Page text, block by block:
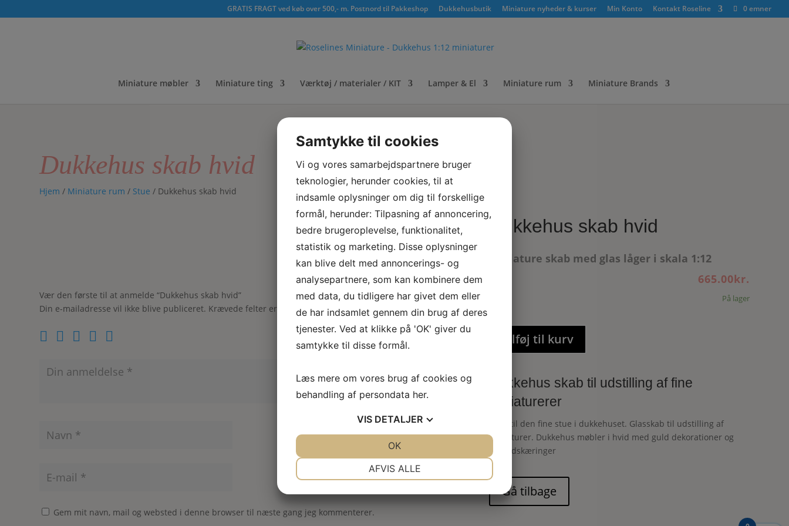
GRATIS FRAGT ved køb over 500,- m. Postnord til Pakkeshop Dukkehusbutik Miniature nyheder & kurser Min Konto Kontakt Roseline 0 emner
Miniature møbler Miniature ting Værktøj / materialer / KIT Lamper & El Miniature rum Miniature Brands
Dukkehus skab hvid
Hjem / Miniature rum / Stue / Dukkehus skab hvid
Vær den første til at anmelde “Dukkehus skab hvid”
Din e-mailadresse vil ikke blive publiceret. Krævede felter er markeret med*
Gem mit navn, mail og websted i denne browser til næste gang jeg kommenterer.
Dukkehus skab hvid
Miniature skab med glas låger i skala 1:12
665.00kr.
På lager
Tilføj til kurv
Dukkehus skab til udstilling af fine
miniaturerer
Skab til den fine stue i dukkehuset. Glasskab til udstilling af
miniaturer. Dukkehus møbler i hvid med guld dekorationer og
fine udskæringer
Samtykke til cookies
Vi og vores samarbejdspartnere bruger
teknologier, herunder cookies, til at
indsamle oplysninger om dig til forskellige
formål, herunder: Tilpasning af annoncering,
bedre brugeroplevelse, funktionalitet,
statistik og marketing. Disse oplysninger
kan blive delt med annoncerings- og
analysepartnere, som kan kombinere dem
med data, du tidligere har givet dem eller
de har indsamlet gennem din brug af deres
tjenester. Ved at klikke på 'OK' giver du
samtykke til disse formål.
Læs mere om vores brug af cookies og
behandling af persondata her.
VIS DETALJER
AFVIS ALLE
OK